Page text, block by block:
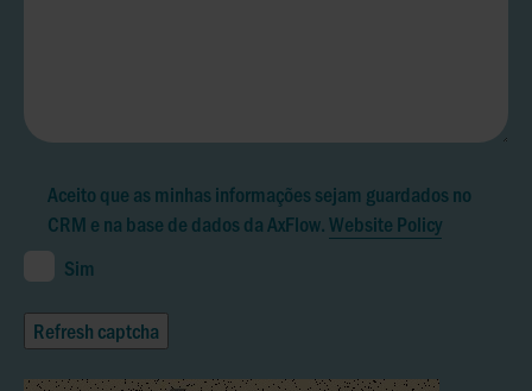
Aceito que as minhas informações sejam guardados no
CRM e na base de dados da AxFlow.Website Policy
Sim
Refresh captcha